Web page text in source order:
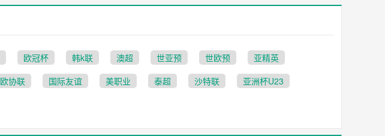
欧冠杯 韩k联 澳超 世亚预 世欧预
亚精英
欧协联 国际友谊 美职业 泰超 沙特联
亚洲杯U23